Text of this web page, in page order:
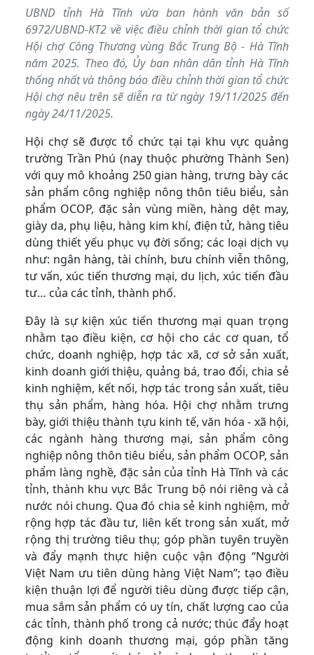
UBND tỉnh Hà Tĩnh vừa ban hành văn bản số
6972/UBND-KT2 về việc điều chỉnh thời gian tổ chức
Hội chợ Công Thương vùng Bắc Trung Bộ - Hà Tĩnh
năm 2025. Theo đó, Ủy ban nhân dân tỉnh Hà Tĩnh
thống nhất và thông báo điều chỉnh thời gian tổ chức
Hội chợ nêu trên sẽ diễn ra từ ngày 19/11/2025 đến
ngày 24/11/2025.
Hội chợ sẽ được tổ chức tại tại khu vực quảng
trường Trần Phú (nay thuộc phường Thành Sen)
với quy mô khoảng 250 gian hàng, trưng bày các
sản phẩm công nghiệp nông thôn tiêu biểu, sản
phẩm OCOP, đặc sản vùng miền, hàng dệt may,
giày da, phụ liệu, hàng kim khí, điện tử, hàng tiêu
dùng thiết yếu phục vụ đời sống; các loại dịch vụ
như: ngân hàng, tài chính, bưu chính viễn thông,
tư vấn, xúc tiến thương mại, du lịch, xúc tiến đầu
tư… của các tỉnh, thành phố.
Đây là sự kiện xúc tiến thương mại quan trọng
nhằm tạo điều kiện, cơ hội cho các cơ quan, tổ
chức, doanh nghiệp, hợp tác xã, cơ sở sản xuất,
kinh doanh giới thiệu, quảng bá, trao đổi, chia sẻ
kinh nghiệm, kết nối, hợp tác trong sản xuất, tiêu
thụ sản phẩm, hàng hóa. Hội chợ nhằm trưng
bày, giới thiệu thành tựu kinh tế, văn hóa - xã hội,
các ngành hàng thương mại, sản phẩm công
nghiệp nông thôn tiêu biểu, sản phẩm OCOP, sản
phẩm làng nghề, đặc sản của tỉnh Hà Tĩnh và các
tỉnh, thành khu vực Bắc Trung bộ nói riêng và cả
nước nói chung. Qua đó chia sẻ kinh nghiệm, mở
rộng hợp tác đầu tư, liên kết trong sản xuất, mở
rộng thị trường tiêu thụ; góp phần tuyên truyền
và đẩy mạnh thực hiện cuộc vận động “Người
Việt Nam ưu tiên dùng hàng Việt Nam”; tạo điều
kiện thuận lợi để người tiêu dùng được tiếp cận,
mua sắm sản phẩm có uy tín, chất lượng cao của
các tỉnh, thành phố trong cả nước; thúc đẩy hoạt
động kinh doanh thương mại, góp phần tăng